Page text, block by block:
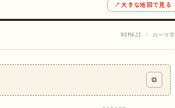
↗ 大きな地図で見る
ROMAJI · ローマ字
⧉